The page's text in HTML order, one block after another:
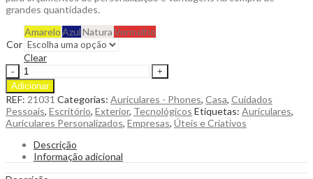
grandes quantidades.
Cor
AmareloAzulNaturaVermelho
Clear
Auriculares
Oriley
Intra-
Auriculares
com
Ligação
Bluetooth
em
Palha
de
Adicionar
REF: 21031 Categorias: Auriculares - Phones, Casa, Cuidados
Pessoais, Escritório, Exterior, Tecnológicos Etiquetas: Auriculares,
Auriculares Personalizados, Empresas, Úteis e Criativos
Descrição
Informação adicional